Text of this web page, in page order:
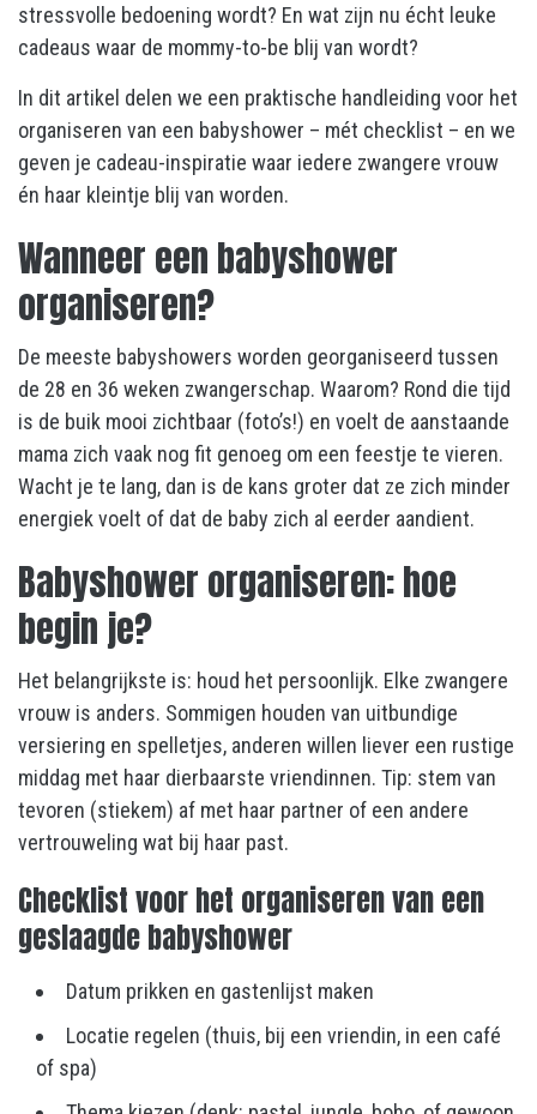
stressvolle bedoening wordt? En wat zijn nu écht leuke
cadeaus waar de mommy-to-be blij van wordt?
In dit artikel delen we een praktische handleiding voor het
organiseren van een babyshower – mét checklist – en we
geven je cadeau-inspiratie waar iedere zwangere vrouw
én haar kleintje blij van worden.
Wanneer een babyshower
organiseren?
De meeste babyshowers worden georganiseerd tussen
de 28 en 36 weken zwangerschap. Waarom? Rond die tijd
is de buik mooi zichtbaar (foto’s!) en voelt de aanstaande
mama zich vaak nog fit genoeg om een feestje te vieren.
Wacht je te lang, dan is de kans groter dat ze zich minder
energiek voelt of dat de baby zich al eerder aandient.
Babyshower organiseren: hoe
begin je?
Het belangrijkste is: houd het persoonlijk. Elke zwangere
vrouw is anders. Sommigen houden van uitbundige
versiering en spelletjes, anderen willen liever een rustige
middag met haar dierbaarste vriendinnen. Tip: stem van
tevoren (stiekem) af met haar partner of een andere
vertrouweling wat bij haar past.
Checklist voor het organiseren van een
geslaagde babyshower
Datum prikken en gastenlijst maken
Locatie regelen (thuis, bij een vriendin, in een café
of spa)